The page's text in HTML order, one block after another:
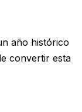
año histórico
convertir esta